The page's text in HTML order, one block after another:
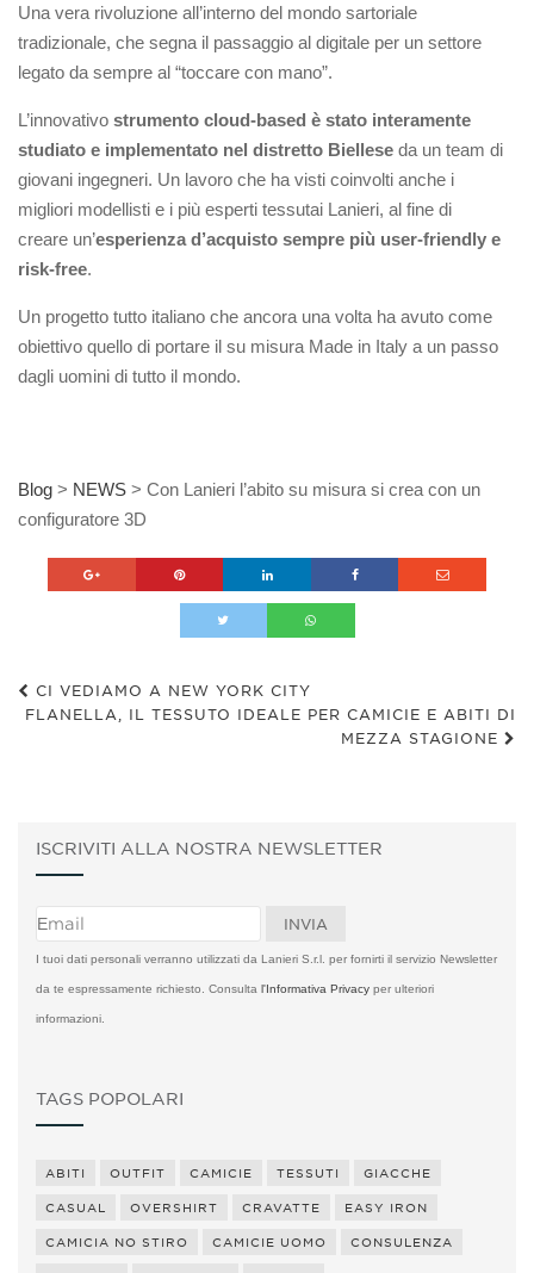
Una vera rivoluzione all’interno del mondo sartoriale
tradizionale, che segna il passaggio al digitale per un settore
legato da sempre al “toccare con mano”.
L’innovativo strumento cloud-based è stato interamente
studiato e implementato nel distretto Biellese da un team di
giovani ingegneri. Un lavoro che ha visti coinvolti anche i
migliori modellisti e i più esperti tessutai Lanieri, al fine di
creare un’esperienza d’acquisto sempre più user-friendly e
risk-free.
Un progetto tutto italiano che ancora una volta ha avuto come
obiettivo quello di portare il su misura Made in Italy a un passo
dagli uomini di tutto il mondo.
Blog > NEWS > Con Lanieri l’abito su misura si crea con un
configuratore 3D
CI VEDIAMO A NEW YORK CITY
FLANELLA, IL TESSUTO IDEALE PER CAMICIE E ABITI DI
MEZZA STAGIONE
ISCRIVITI ALLA NOSTRA NEWSLETTER
I tuoi dati personali verranno utilizzati da Lanieri S.r.l. per fornirti il servizio Newsletter
da te espressamente richiesto. Consulta l'Informativa Privacy per ulteriori
informazioni.
TAGS POPOLARI
ABITI OUTFIT CAMICIE TESSUTI GIACCHE
CASUAL OVERSHIRT CRAVATTE EASY IRON
CAMICIA NO STIRO CAMICIE UOMO CONSULENZA